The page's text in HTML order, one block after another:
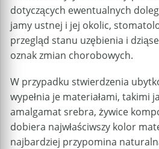
dotyczących ewentualnych
jamy ustnej i jej okolic,
przegląd stanu uzębienia i
oznak zmian chorobowych.
W przypadku stwierdzenia
wypełnia je materiałami, takimi
amalgamat srebra, żywice
dobiera najwłaściwszy kolor
najbardziej przypomina